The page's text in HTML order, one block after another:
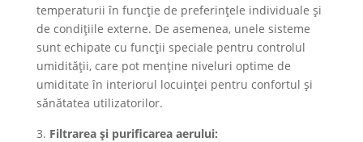
temperaturii în funcție de preferințele individuale și
de condițiile externe. De asemenea, unele sisteme
sunt echipate cu funcții speciale pentru controlul
umidității, care pot menține niveluri optime de
umiditate în interiorul locuinței pentru confortul și
sănătatea utilizatorilor.
Filtrarea și purificarea aerului: